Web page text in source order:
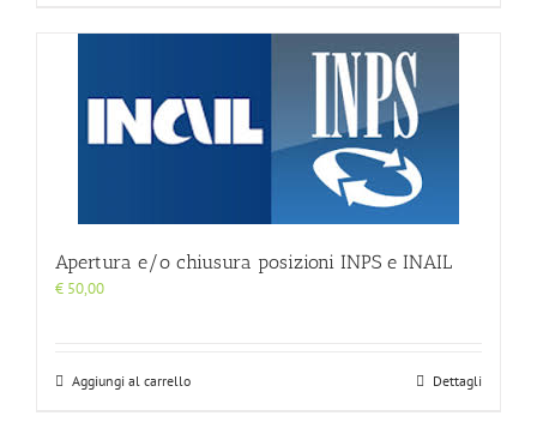
Apertura e/o chiusura posizioni INPS e INAIL
€ 50,00
Aggiungi al carrello Dettagli